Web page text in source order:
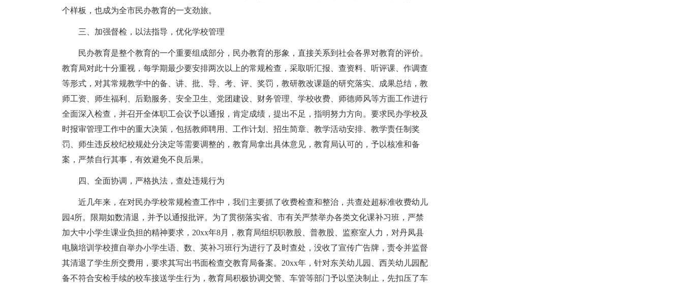
个样板，也成为全市民办教育的一支劲旅。
三、加强督检，以法指导，优化学校管理
民办教育是整个教育的一个重要组成部分，民办教育的形象，直接关系到社会各界对教育的评价。
教育局对此十分重视，每学期最少要安排两次以上的常规检查，采取听汇报、查资料、听评课、作调查
等形式，对其常规教学中的备、讲、批、导、考、评、奖罚，教研教改课题的研究落实、成果总结，教
师工资、师生福利、后勤服务、安全卫生、党团建设、财务管理、学校收费、师德师风等方面工作进行
全面深入检查，并召开全体职工会议予以通报，肯定成绩，提出不足，指明努力方向。要求民办学校及
时报审管理工作中的重大决策，包括教师聘用、工作计划、招生简章、教学活动安排、教学责任制奖
罚、师生违反校纪校规处分决定等需要调整的，教育局拿出具体意见，教育局认可的，予以核准和备
案，严禁自行其事，有效避免不良后果。
四、全面协调，严格执法，查处违规行为
近几年来，在对民办学校常规检查工作中，我们主要抓了收费检查和整治，共查处超标准收费幼儿
园4所。限期如数清退，并予以通报批评。为了贯彻落实省、市有关严禁举办各类文化课补习班，严禁
加大中小学生课业负担的精神要求，20xx年8月，教育局组织职教股、普教股、监察室人力，对丹凤县
电脑培训学校擅自举办小学生语、数、英补习班行为进行了及时查处，没收了宣传广告牌，责令并监督
其清退了学生所交费用，要求其写出书面检查交教育局备案。20xx年，针对东关幼儿园、西关幼儿园配
备不符合安检手续的校车接送学生行为，教育局积极协调交警、车管等部门予以坚决制止，先扣压了车